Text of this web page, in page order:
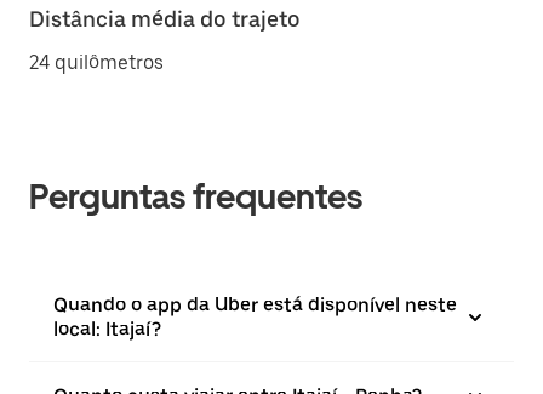
Distância média do trajeto
24 quilômetros
Perguntas frequentes
Quando o app da Uber está disponível neste
local: Itajaí?